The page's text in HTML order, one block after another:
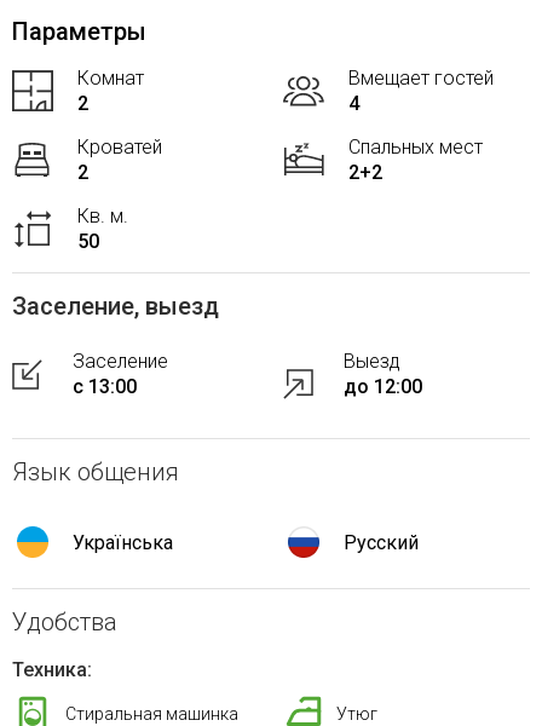
Параметры
Комнат
2
Вмещает гостей
4
Кроватей
2
Спальных мест
2+2
Кв. м.
50
Заселение, выезд
Заселение
с 13:00
Выезд
до 12:00
Язык общения
Українська Русский
Удобства
Техника:
Стиральная машинка Утюг